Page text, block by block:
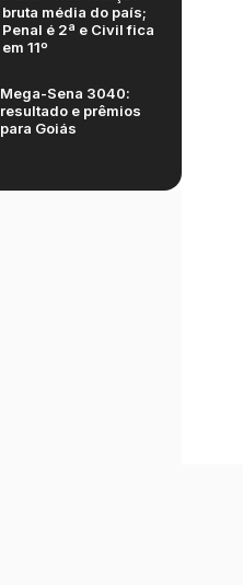
bruta média do país;
Penal é 2ª e Civil fica
em 11º
Mega-Sena 3040:
resultado e prêmios
para Goiás